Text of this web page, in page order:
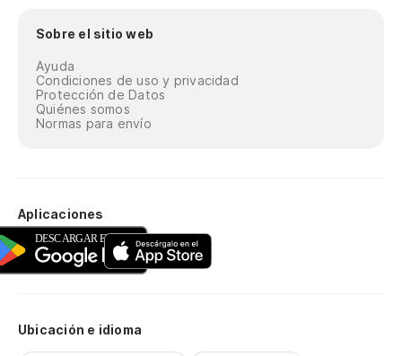
Sobre el sitio web
Ayuda
Condiciones de uso y privacidad
Protección de Datos
Quiénes somos
Normas para envío
Aplicaciones
Ubicación e idioma